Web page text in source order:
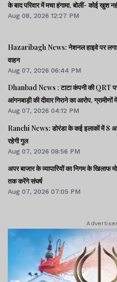
के बाद परिवार में मचा हंगामा, बोलीं-
Aug 08, 2026 12:27 PM
Hazaribagh News: नेशनल हाइवे पर लगा
वाहन
Aug 07, 2026 06:44 PM
Dhanbad News : टाटा कंपनी की QRT पर
आंगनबाड़ी की दीवार गिराने का आरोप,
Aug 07, 2026 04:12 PM
Ranchi News: डोरंडा के कई इलाकों में 8
रहेगी गुल
Aug 07, 2026 08:56 PM
अपर बाजार के व्यापारियों का निगम के खिलाफ
तक करेंगे संघर्ष
Aug 07, 2026 07:05 PM